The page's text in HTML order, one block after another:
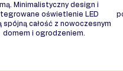
Minimalistyczny design i
oświetlenie LED
spójną całość z nowoczesnym
domem i ogrodzeniem.